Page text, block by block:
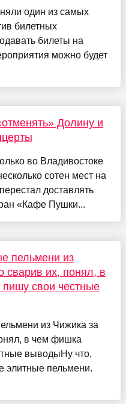
один из самых
билетных
билеты на
можно будет
Долину и
во Владивостоке
сотен мест на
доставлять
«Кафе Пушки...
пельмени из
сварив их, понял, в
свои честные
из Чижика за
в чем фишка
выводыНу что,
элитные пельмени.